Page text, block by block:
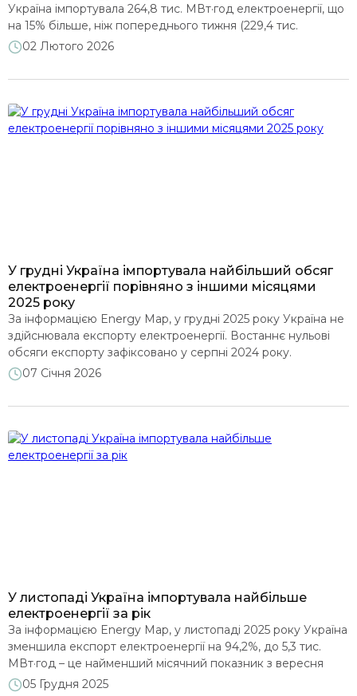
Україна імпортувала 264,8 тис. МВт·год електроенергії, що
на 15% більше, ніж попереднього тижня (229,4 тис.
МВт·год). Це найбільший тижневий обсяг імпорту з
року (історичні поденні дані до цього періоду у
02 Лютого 2026
У грудні Україна імпортувала найбільший обсяг
електроенергії порівняно з іншими місяцями
2025 року
За інформацією Energy Map, у грудні 2025 року Україна не
здійснювала експорту електроенергії. Востаннє нульові
обсяги експорту зафіксовано у серпні 2024 року.
Натомість імпорт електроенергії суттєво зріс – на 54%
що стало найвищим показником із липня 2024 року.
в енергосистемі […]
07 Січня 2026
У листопаді Україна імпортувала найбільше
електроенергії за рік
За інформацією Energy Map, у листопаді 2025 року Україна
зменшила експорт електроенергії на 94,2%, до 5,3 тис.
МВт·год – це найменший місячний показник з вересня
2024 року. Своєю чергою імпорт збільшився на 17,2%, до
05 Грудня 2025